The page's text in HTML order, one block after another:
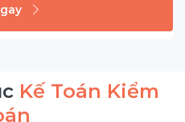
Kế Toán Kiểm